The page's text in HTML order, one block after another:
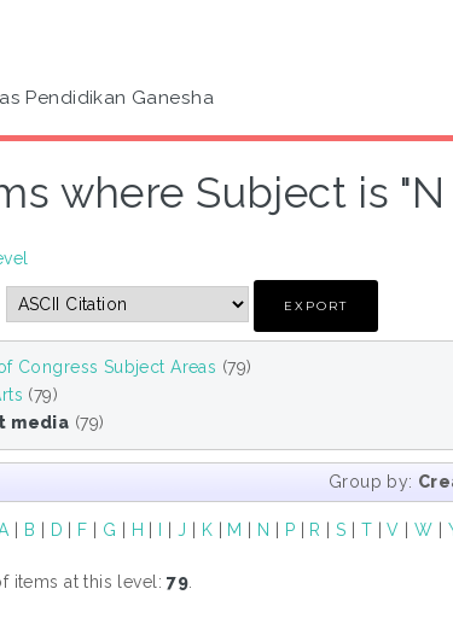
Pendidikan Ganesha
where Subject is
Congress Subject Areas (79)
(79)
media (79)
Group by:
| B | D | F | G | H | I | J | K | M | N | P | R |S | T |V |W |
items at this level:79